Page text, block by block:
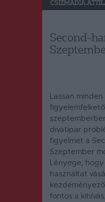
CSIZMADIA
Second-
Lassan
divatipar
figyelmet a
Szeptember
Lényege,
használtat
fontos a